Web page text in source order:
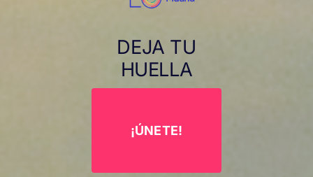
DEJA TU
HUELLA
¡ÚNETE!